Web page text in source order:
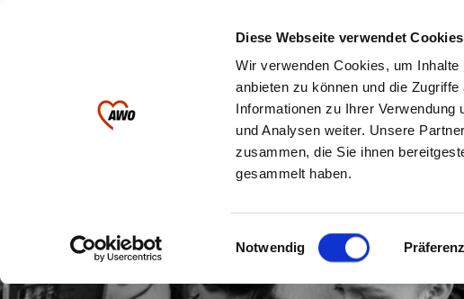
Diese Webseite verwendet Cookies
Wir verwenden Cookies, um
anbieten zu können und die
Informationen zu Ihrer
und Analysen weiter. Unsere
zusammen, die Sie ihnen
gesammelt haben.
Einwilligungsauswahl
Notwendig
Kinder & Jugendliche Pflege